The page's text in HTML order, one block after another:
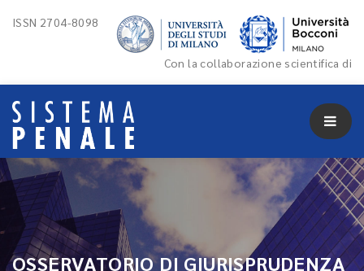
ISSN 2704-8098
Con la collaborazione scientifica di
OSSERVATORIO DI GIURISPRUDENZA